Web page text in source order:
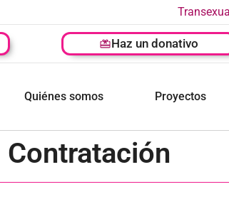
Quiénes somos Proyectos
Haz un donativo
Contratación